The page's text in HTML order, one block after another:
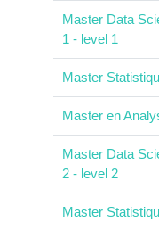
Master Data
1 - level 1
Master
Master en
Master Data
2 - level 2
Master